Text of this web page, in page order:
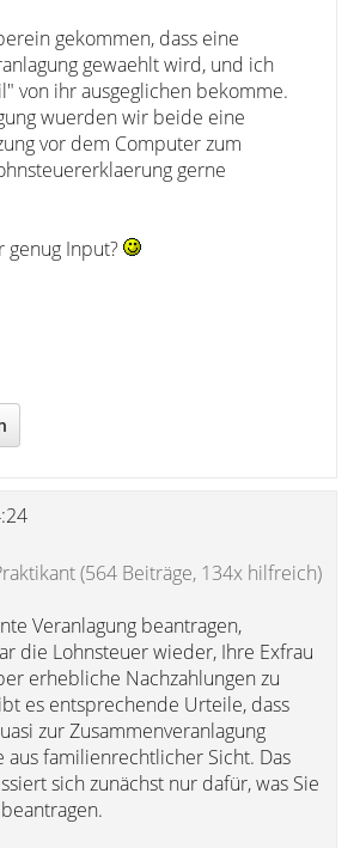
gekommen, dass eine
gewaehlt wird, und ich
von ihr ausgeglichen bekomme.
wuerden wir beide eine
vor dem Computer zum
gerne
genug Input?
(564 Beiträge, 134x hilfreich)
Veranlagung beantragen,
die Lohnsteuer wieder, Ihre Exfrau
erhebliche Nachzahlungen zu
es entsprechende Urteile, dass
zur Zusammenveranlagung
aus familienrechtlicher Sicht. Das
sich zunächst nur dafür, was Sie